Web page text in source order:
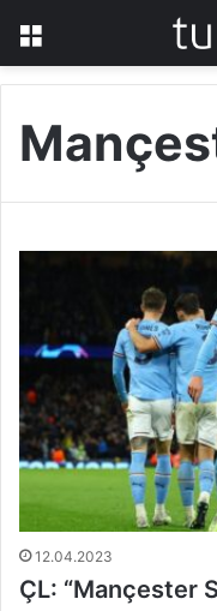
12.04.2023
ÇL: “Mançester